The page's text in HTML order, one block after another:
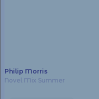
Philip Morris
Novel Mix Summer